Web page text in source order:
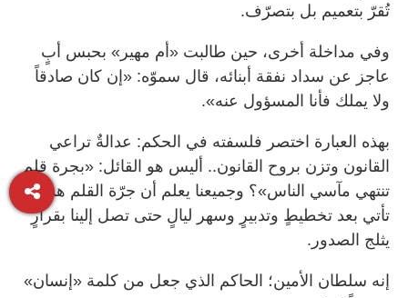
تُقرّ بتعميم بل بتصرّف.
وفي مداخلة أخرى، حين طالبت «أم مهير» بحبس أبٍ
عاجز عن سداد نفقة أبنائه، قال سموّه: «إن كان صادقاً
ولا يملك فأنا المسؤول عنه».
بهذه العبارة اختصر فلسفته في الحكم: عدالةٌ تراعي
القانون وتزن بروح القانون.. أليس هو القائل: «بجرة قلم
تنتهي مآسي الناس»؟ وجميعنا يعلم أن جرّة القلم هذه
تأتي بعد تخطيطٍ وتدبيرٍ وسهر ليالٍ حتى تصل إلينا بقرارٍ
يثلج الصدور.
إنه سلطان الأمين؛ الحاكم الذي جعل من كلمة «إنسان»